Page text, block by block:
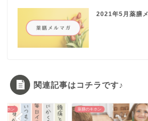
2021年5月薬膳
関連記事はコチラです♪
キホン 薬膳のキホン